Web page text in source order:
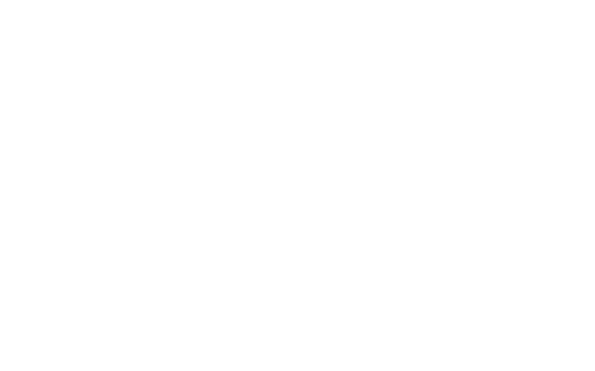
perfect cu tavanele, pereții sau ușile, aducând un plus de eleganță
estetic plăcut, imitând perfect diverse texturi, cum ar fi lemnul sau piatra, și
și aplicarea panourilor se realizează fără necesitatea unor structuri
Disponibile într-o varietate de stiluri și culori, aceste panouri permit
la îmbinările colțurilor clădirilor. Aceste colțare, sub formă de blocuri,
o finisare ușoară, iar blocurile de fațadă sunt adesea acoperite cu un strat
elemente nu doar că adaugă un aspect elegant și sofisticat, dar facilitează
Ele pot fi utilizate pe pereți sau plafoane, permițând dispersarea luminii